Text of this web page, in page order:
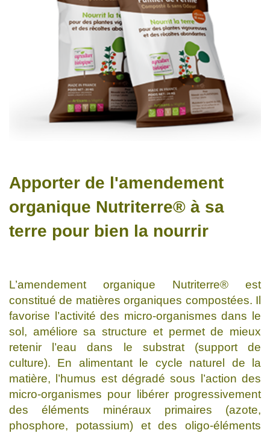
Apporter de l'amendement
organique Nutriterre® à sa
terre pour bien la nourrir
L’amendement organique Nutriterre® est
constitué de matières organiques compostées. Il
favorise l’activité des micro-organismes dans le
sol, améliore sa structure et permet de mieux
retenir l’eau dans le substrat (support de
culture). En alimentant le cycle naturel de la
matière, l’humus est dégradé sous l’action des
micro-organismes pour libérer progressivement
des éléments minéraux primaires (azote,
phosphore, potassium) et des oligo-éléments